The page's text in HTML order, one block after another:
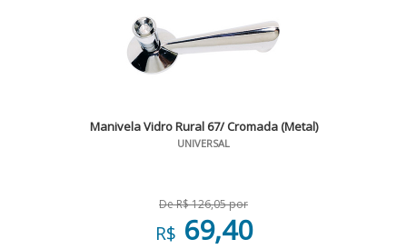
Manivela Vidro Rural 67/ Cromada (Metal)
UNIVERSAL
De R$ 126,05 por
R$ 69,40